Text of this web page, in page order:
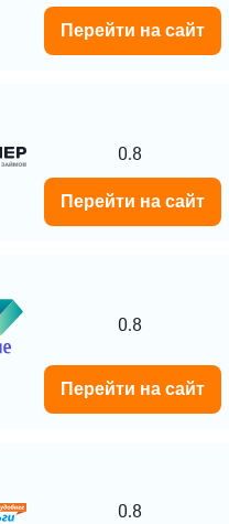
Перейти на сайт
0.8
Перейти на сайт
0.8
Перейти на сайт
0.8